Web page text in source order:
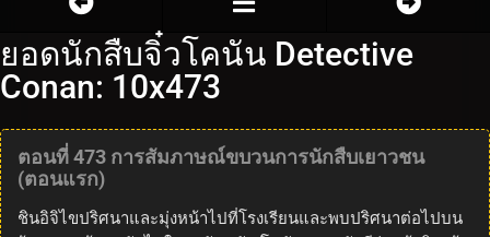
ยอดนักสืบจิ๋วโคนัน Detective
Conan: 10x473
ตอนที่ 473 การสัมภาษณ์ขบวนการนักสืบเยาวชน
(ตอนแรก)
ชินอิจิไขปริศนาและมุ่งหน้าไปที่โรงเรียนและพบปริศนาต่อไปบน